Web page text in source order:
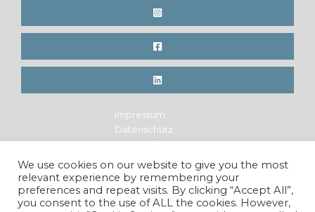
Impressum
Datenschutz
Widerrufsrecht
Legal Notice
Privacy Policy
Cancellation Policy
We use cookies on our website to give you the most
relevant experience by remembering your
preferences and repeat visits. By clicking “Accept All”,
you consent to the use of ALL the cookies. However,